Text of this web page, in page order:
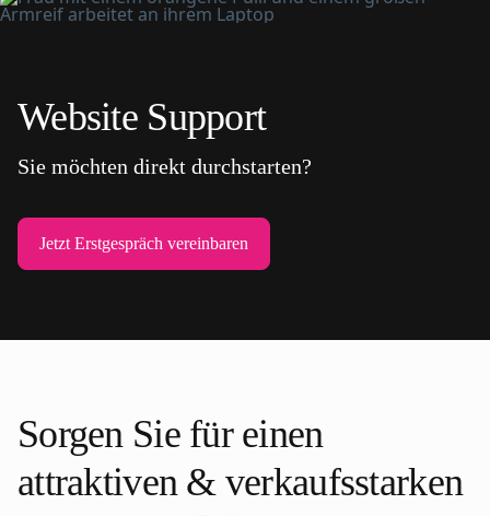
Website Support
Sie möchten direkt durchstarten?
Jetzt Erstgespräch vereinbaren
Sorgen Sie für einen
attraktiven & verkaufsstarken